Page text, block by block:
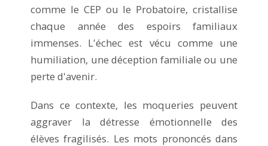
comme le CEP ou le Probatoire, cristallise
chaque année des espoirs familiaux
immenses. L'échec est vécu comme une
humiliation, une déception familiale ou une
perte d'avenir.
Dans ce contexte, les moqueries peuvent
aggraver la détresse émotionnelle des
élèves fragilisés. Les mots prononcés dans